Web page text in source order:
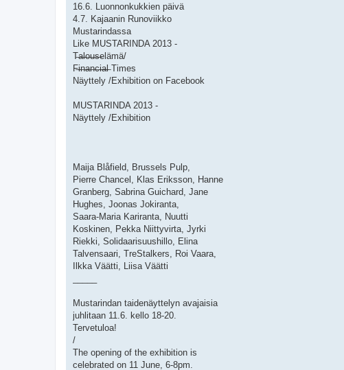
16.6. Luonnonkukkien päivä
4.7. Kajaanin Runoviikko
Mustarindassa
Like MUSTARINDA 2013 -
T̶a̶l̶o̶u̶s̶elämä/
F̶i̶n̶a̶n̶c̶i̶a̶l̶ Times
Näyttely /Exhibition on Facebook
MUSTARINDA 2013 -
Näyttely /Exhibition
Maija Blåfield, Brussels Pulp,
Pierre Chancel, Klas Eriksson, Hanne
Granberg, Sabrina Guichard, Jane
Hughes, Joonas Jokiranta,
Saara-Maria Kariranta, Nuutti
Koskinen, Pekka Niittyvirta, Jyrki
Riekki, Solidaarisuushillo, Elina
Talvensaari, TreStalkers, Roi Vaara,
Ilkka Väätti, Liisa Väätti
Mustarindan taidenäyttelyn avajaisia
juhlitaan 11.6. kello 18-20.
Tervetuloa!
/
The opening of the exhibition is
celebrated on 11 June, 6-8pm.